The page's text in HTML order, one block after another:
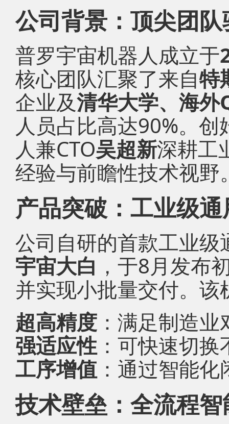
公司背景：顶尖团
普罗宇宙机器人成立于
核心团队汇聚了来自特
企业及清华大学、海外
人员占比高达90%。创
人兼CTO吴超新深耕工
经验与前瞻性技术视野
产品突破：工业级
公司自研的首款工业
宇宙大白 ，于8月发布
并实现小批量交付。
超高精度 ：满足制造
强适应性：可快速切换
工序增值：通过智能化
技术壁垒：全流程